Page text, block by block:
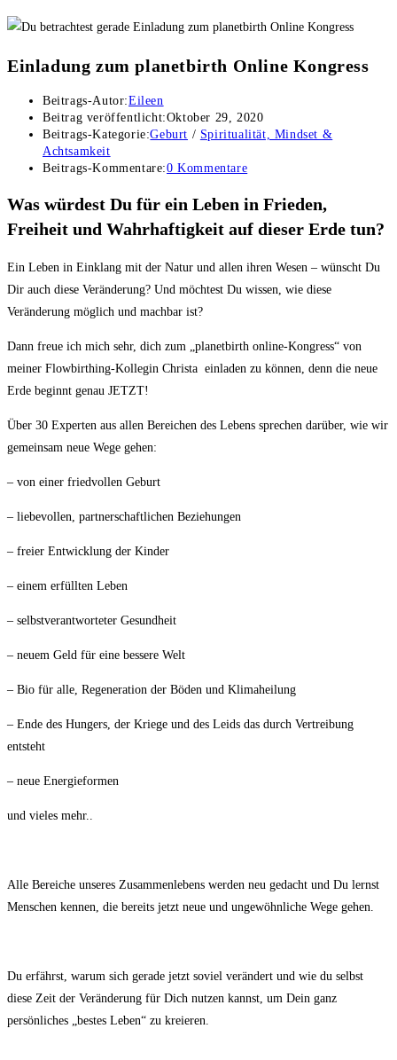
Einladung zum planetbirth Online Kongress
Beitrags-Autor:Eileen
Beitrag veröffentlicht:Oktober 29, 2020
Beitrags-Kategorie:Geburt / Spiritualität, Mindset &
Achtsamkeit
Beitrags-Kommentare:0 Kommentare
Was würdest Du für ein Leben in Frieden,
Freiheit und Wahrhaftigkeit auf dieser Erde tun?
Ein Leben in Einklang mit der Natur und allen ihren Wesen – wünscht Du
Dir auch diese Veränderung? Und möchtest Du wissen, wie diese
Veränderung möglich und machbar ist?
Dann freue ich mich sehr, dich zum „planetbirth online-Kongress“ von
meiner Flowbirthing-Kollegin Christa einladen zu können, denn die neue
Erde beginnt genau JETZT!
Über 30 Experten aus allen Bereichen des Lebens sprechen darüber, wie wir
gemeinsam neue Wege gehen:
– von einer friedvollen Geburt
– liebevollen, partnerschaftlichen Beziehungen
– freier Entwicklung der Kinder
– einem erfüllten Leben
– selbstverantworteter Gesundheit
– neuem Geld für eine bessere Welt
– Bio für alle, Regeneration der Böden und Klimaheilung
– Ende des Hungers, der Kriege und des Leids das durch Vertreibung
entsteht
– neue Energieformen
und vieles mehr..
Alle Bereiche unseres Zusammenlebens werden neu gedacht und Du lernst
Menschen kennen, die bereits jetzt neue und ungewöhnliche Wege gehen.
Du erfährst, warum sich gerade jetzt soviel verändert und wie du selbst
diese Zeit der Veränderung für Dich nutzen kannst, um Dein ganz
persönliches „bestes Leben“ zu kreieren.